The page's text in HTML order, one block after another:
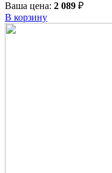
Ваша цена: 2 089 ₽
В корзину